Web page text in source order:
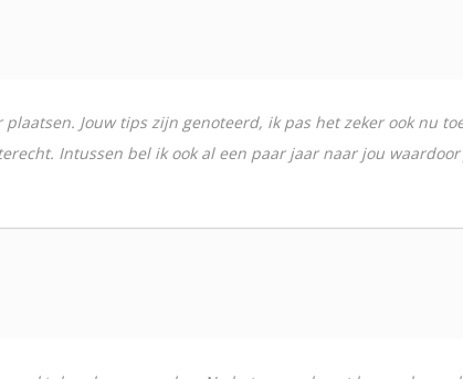
Jouw tips zijn genoteerd, ik pas het zeker ook nu
Intussen bel ik ook al een paar jaar naar jou